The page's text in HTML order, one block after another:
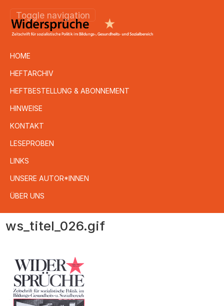
Toggle navigation
HOME
HEFTARCHIV
HEFTBESTELLUNG & ABONNEMENT
HINWEISE
KONTAKT
LESEPROBEN
LINKS
UNSERE AUTOR*INNEN
ÜBER UNS
zum
ws_titel_026.gif